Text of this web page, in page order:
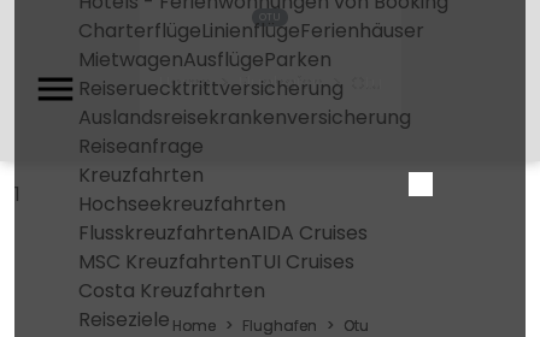
CharterflügeLinienflügeFerienhäuser
MietwagenAusflügeParken
Reiseruecktrittversicherung
Auslandsreisekrankenversicherung
Reiseanfrage
Kreuzfahrten
Hochseekreuzfahrten
FlusskreuzfahrtenAIDA Cruises
MSC KreuzfahrtenTUI Cruises
Costa Kreuzfahrten
Reiseziele
OTU
Home Flughafen
1
Home Flughafen Otu